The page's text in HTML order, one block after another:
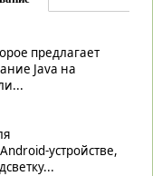
предлагает
Java на
устройстве,